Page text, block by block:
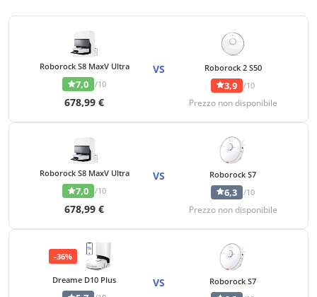
Roborock S8 MaxV Ultra
7,0 /10
678,99 €
VS Roborock 2 S50
3,9 /10
Prezzo non disponibile
Roborock S8 MaxV Ultra
7,0 /10
678,99 €
VS Roborock S7
6,3 /10
Prezzo non disponibile
-36%
Dreame D10 Plus VS Roborock S7